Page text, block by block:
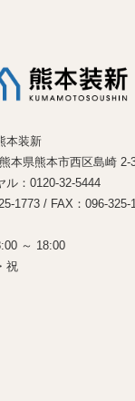
本装新
本県熊本市西区島崎 2-
ル：0120-32-5444
1773 / FAX：096-325-
～ 18:00
祝